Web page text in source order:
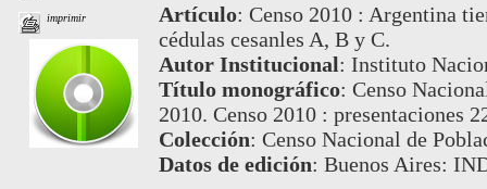
imprimir Artículo: Censo 2010 : Argentina
cédulas cesanles A, B y C.
Autor Institucional: Instituto
Título monográfico: Censo
2010. Censo 2010 : presentaciones
Colección: Censo Nacional de
Datos de edición: Buenos Aires: